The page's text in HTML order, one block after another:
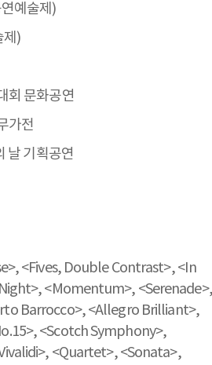
예술제)
제)
회 문화공연
가전
날 기획공연
<Fives, Double Contrast>, <In
<Momentum>, <Serenade>,
Barrocco>, <Allegro Brilliant>,
<Scotch Symphony>,
<Quartet>, <Sonata>,